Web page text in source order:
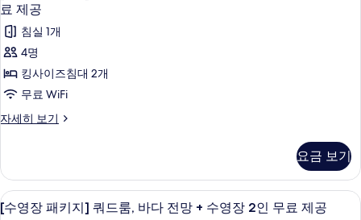
인
무
료
제
공
사
두
보
인
무
료
제
공
자
세
보
스
위
트,
바
전
+
수
영
그
제
큐
티
스
위
바
+
수
영
영
장
패
키
지]
주
스
위
트
료 제공
침실 1개
4명
킹사이즈침대 2개
무료 WiFi
자세히 보기
[수
키
지]
주
요금 보기
[수
미니바, 암막 커튼, 방음 설비, 무료 WiFi
7
[수영장 패키지] 쿼드룸, 바다 전망 + 수영장 2인 무료 제공